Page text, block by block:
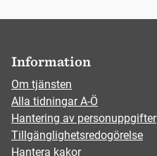
Information
Om tjänsten
Alla tidningar A-Ö
Hantering av personuppgifter
Tillgänglighetsredogörelse
Hantera kakor